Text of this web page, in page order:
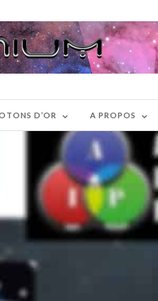
D’OR A PROPOS